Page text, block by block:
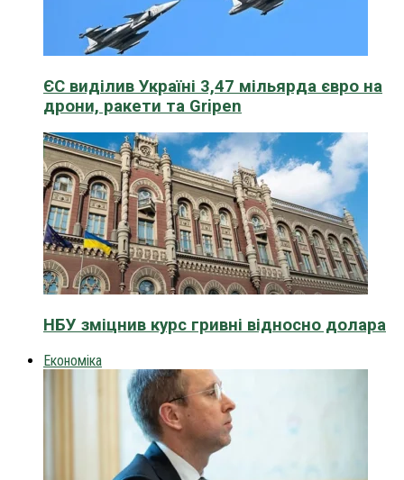
ЄС виділив Україні 3,47 мільярда євро на
дрони, ракети та Gripen
НБУ зміцнив курс гривні відносно долара
Економіка